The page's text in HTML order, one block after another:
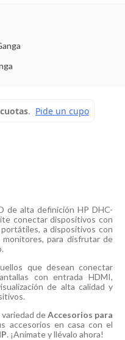
de alta definición HP DHC-
conectar dispositivos con
a dispositivos con
para disfrutar de
que desean conectar
con entrada HDMI,
de alta calidad y
deAccesorios para
accesorios en casa con el
. ¡Anímate y llévalo ahora!